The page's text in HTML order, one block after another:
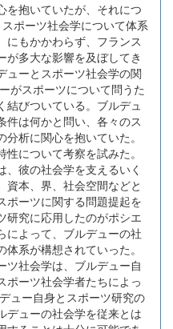
を抱いていたが、それにつ
ポーツ社会学について体系
にもかかわらず、フランス
が多大な影響を及ぼしてき
ューとスポーツ社会学の関
がスポーツについて問うた
結びついている。ブルデュ
件は何かと問い、各々のス
析に関心を抱いていた。
について考察を試みた。
彼の社会学を支えるいく
資本、界、社会空間などと
ポーツに関する問題提起を
研究に応用したのがポシエ
によって、ブルデューの社
系が構想されていった。
ツ社会学は、ブルデュー自
ポーツ社会学者たちによっ
ュー自身とスポーツ研究の
デューの社会学を従来とは